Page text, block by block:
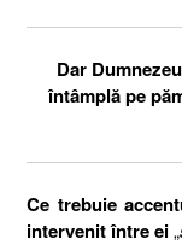
Dar
întâmplă pe
Ce trebuie
intervenit între ei„